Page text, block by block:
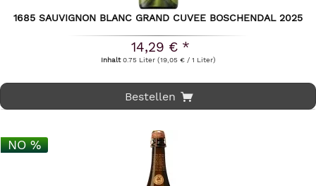
1685 SAUVIGNON BLANC GRAND CUVEE BOSCHENDAL 2025
14,29 € *
Inhalt0.75 Liter (19,05 € / 1 Liter)
Bestellen
NO %